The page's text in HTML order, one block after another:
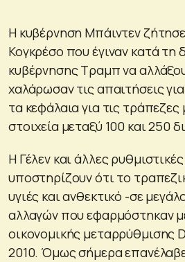
Η κυβέρνηση Μπάιντεν
Κογκρέσο που έγιναν κατά τη
κυβέρνησης Τραμπ να
χαλάρωσαν τις απαιτήσεις
τα κεφάλαια για τις τράπεζες
στοιχεία μεταξύ 100 και 250
Η Γέλεν και άλλες
υποστηρίζουν ότι το
υγιές και ανθεκτικό -σε
αλλαγών που εφαρμόστηκαν
οικονομικής μεταρρύθμισης
2010. Όμως σήμερα